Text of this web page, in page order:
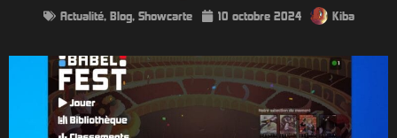
Actualité, Blog, Showcarte 10 octobre 2024 Kiba